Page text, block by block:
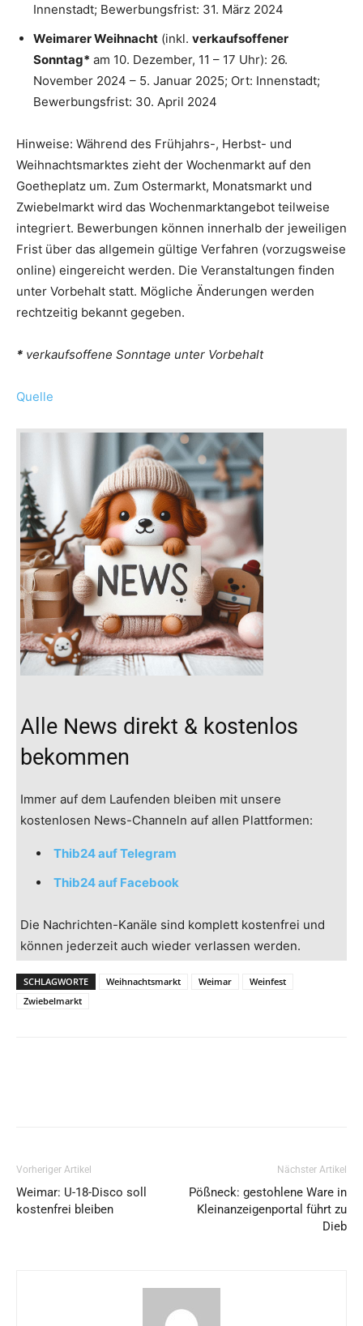
Innenstadt; Bewerbungsfrist: 31. März 2024
Weimarer Weihnacht (inkl. verkaufsoffener
Sonntag* am 10. Dezember, 11 – 17 Uhr): 26.
November 2024 – 5. Januar 2025; Ort: Innenstadt;
Bewerbungsfrist: 30. April 2024
Hinweise: Während des Frühjahrs-, Herbst- und
Weihnachtsmarktes zieht der Wochenmarkt auf den
Goetheplatz um. Zum Ostermarkt, Monatsmarkt und
Zwiebelmarkt wird das Wochenmarktangebot teilweise
integriert. Bewerbungen können innerhalb der jeweiligen
Frist über das allgemein gültige Verfahren (vorzugsweise
online) eingereicht werden. Die Veranstaltungen finden
unter Vorbehalt statt. Mögliche Änderungen werden
rechtzeitig bekannt gegeben.
* verkaufsoffene Sonntage unter Vorbehalt
Quelle
Alle News direkt & kostenlos
bekommen
Immer auf dem Laufenden bleiben mit unsere
kostenlosen News-Channeln auf allen Plattformen:
Thib24 auf Telegram
Thib24 auf Facebook
Die Nachrichten-Kanäle sind komplett kostenfrei und
können jederzeit auch wieder verlassen werden.
SCHLAGWORTE Weihnachtsmarkt Weimar
Weinfest
Zwiebelmarkt
Vorheriger Artikel
Weimar: U-18-Disco soll
kostenfrei bleiben
Nächster Artikel
Pößneck: gestohlene Ware in
Kleinanzeigenportal führt zu
Dieb